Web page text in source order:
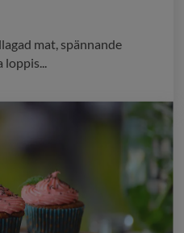
mat, spännande
loppis...